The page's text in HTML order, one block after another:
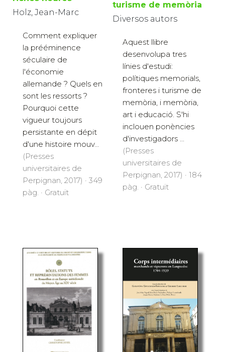
Holz, Jean-Marc
Comment expliquer
la prééminence
séculaire de
l'économie
allemande ? Quels en
sont les ressorts ?
Pourquoi cette
vigueur toujours
persistante en dépit
d'une histoire mouv...
(Presses
universitaires de
Perpignan, 2017) · 349
pàg. · Gratuït
turisme de memòria
Diversos autors
Aquest llibre
desenvolupa tres
línies d'estudi:
polítiques memorials,
fronteres i turisme de
memòria, i memòria,
art i educació. S'hi
inclouen ponències
d'investigadors ...
(Presses
universitaires de
Perpignan, 2017) · 184
pàg. · Gratuït